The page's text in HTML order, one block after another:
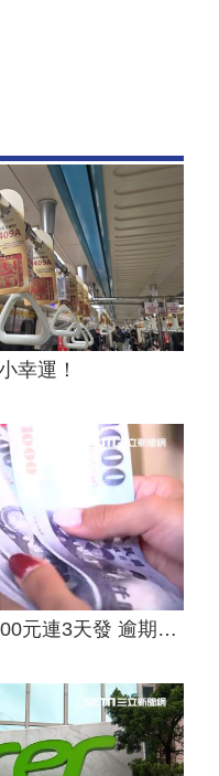
幸運！
政府生活補助5000元連3天發 逾期視同放棄